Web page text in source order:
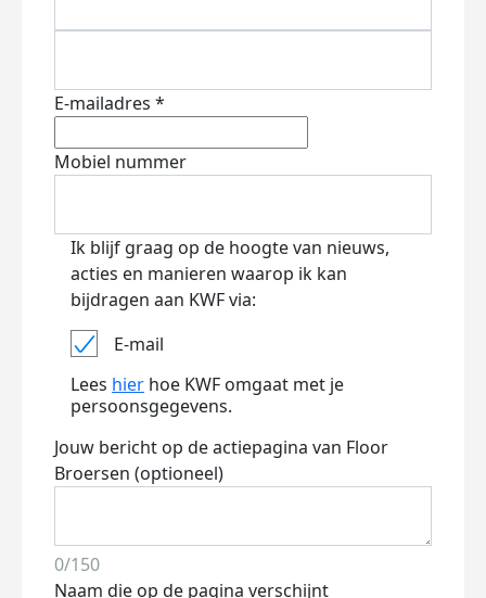
E-mailadres *
Mobiel nummer
Ik blijf graag op de hoogte van nieuws,
acties en manieren waarop ik kan
bijdragen aan KWF via:
E-mail
Lees hier hoe KWF omgaat met je
persoonsgegevens.
Jouw bericht op de actiepagina van Floor
Broersen (optioneel)
0/150
Naam die op de pagina verschijnt